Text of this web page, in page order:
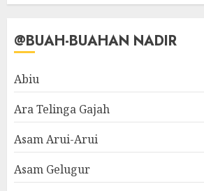
@BUAH-BUAHAN NADIR
Abiu
Ara Telinga Gajah
Asam Arui-Arui
Asam Gelugur